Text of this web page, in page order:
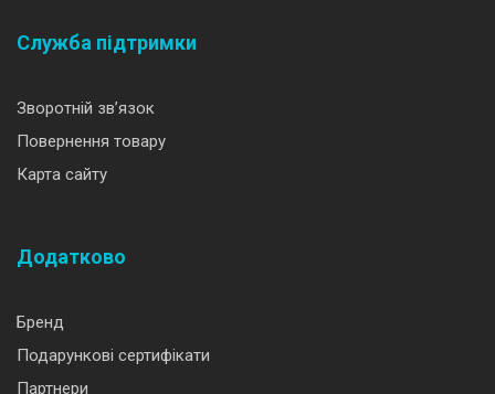
Служба підтримки
Зворотній зв’язок
Повернення товару
Карта сайту
Додатково
Бренд
Подарункові сертифікати
Партнери